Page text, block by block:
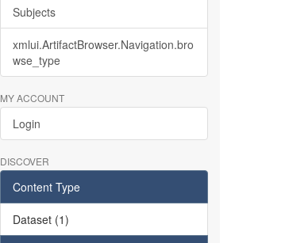
Subjects
xmlui.ArtifactBrowser.Navigation.bro
wse_type
MY ACCOUNT
Login
DISCOVER
Content Type
Dataset (1)